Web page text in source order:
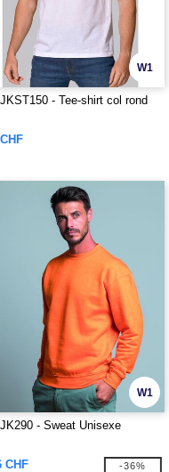
W1
- Tee-shirt col rond
W1
- Sweat Unisexe
CHF -36%